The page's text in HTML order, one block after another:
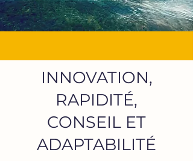
INNOVATION,
RAPIDITÉ,
CONSEIL ET
ADAPTABILITÉ